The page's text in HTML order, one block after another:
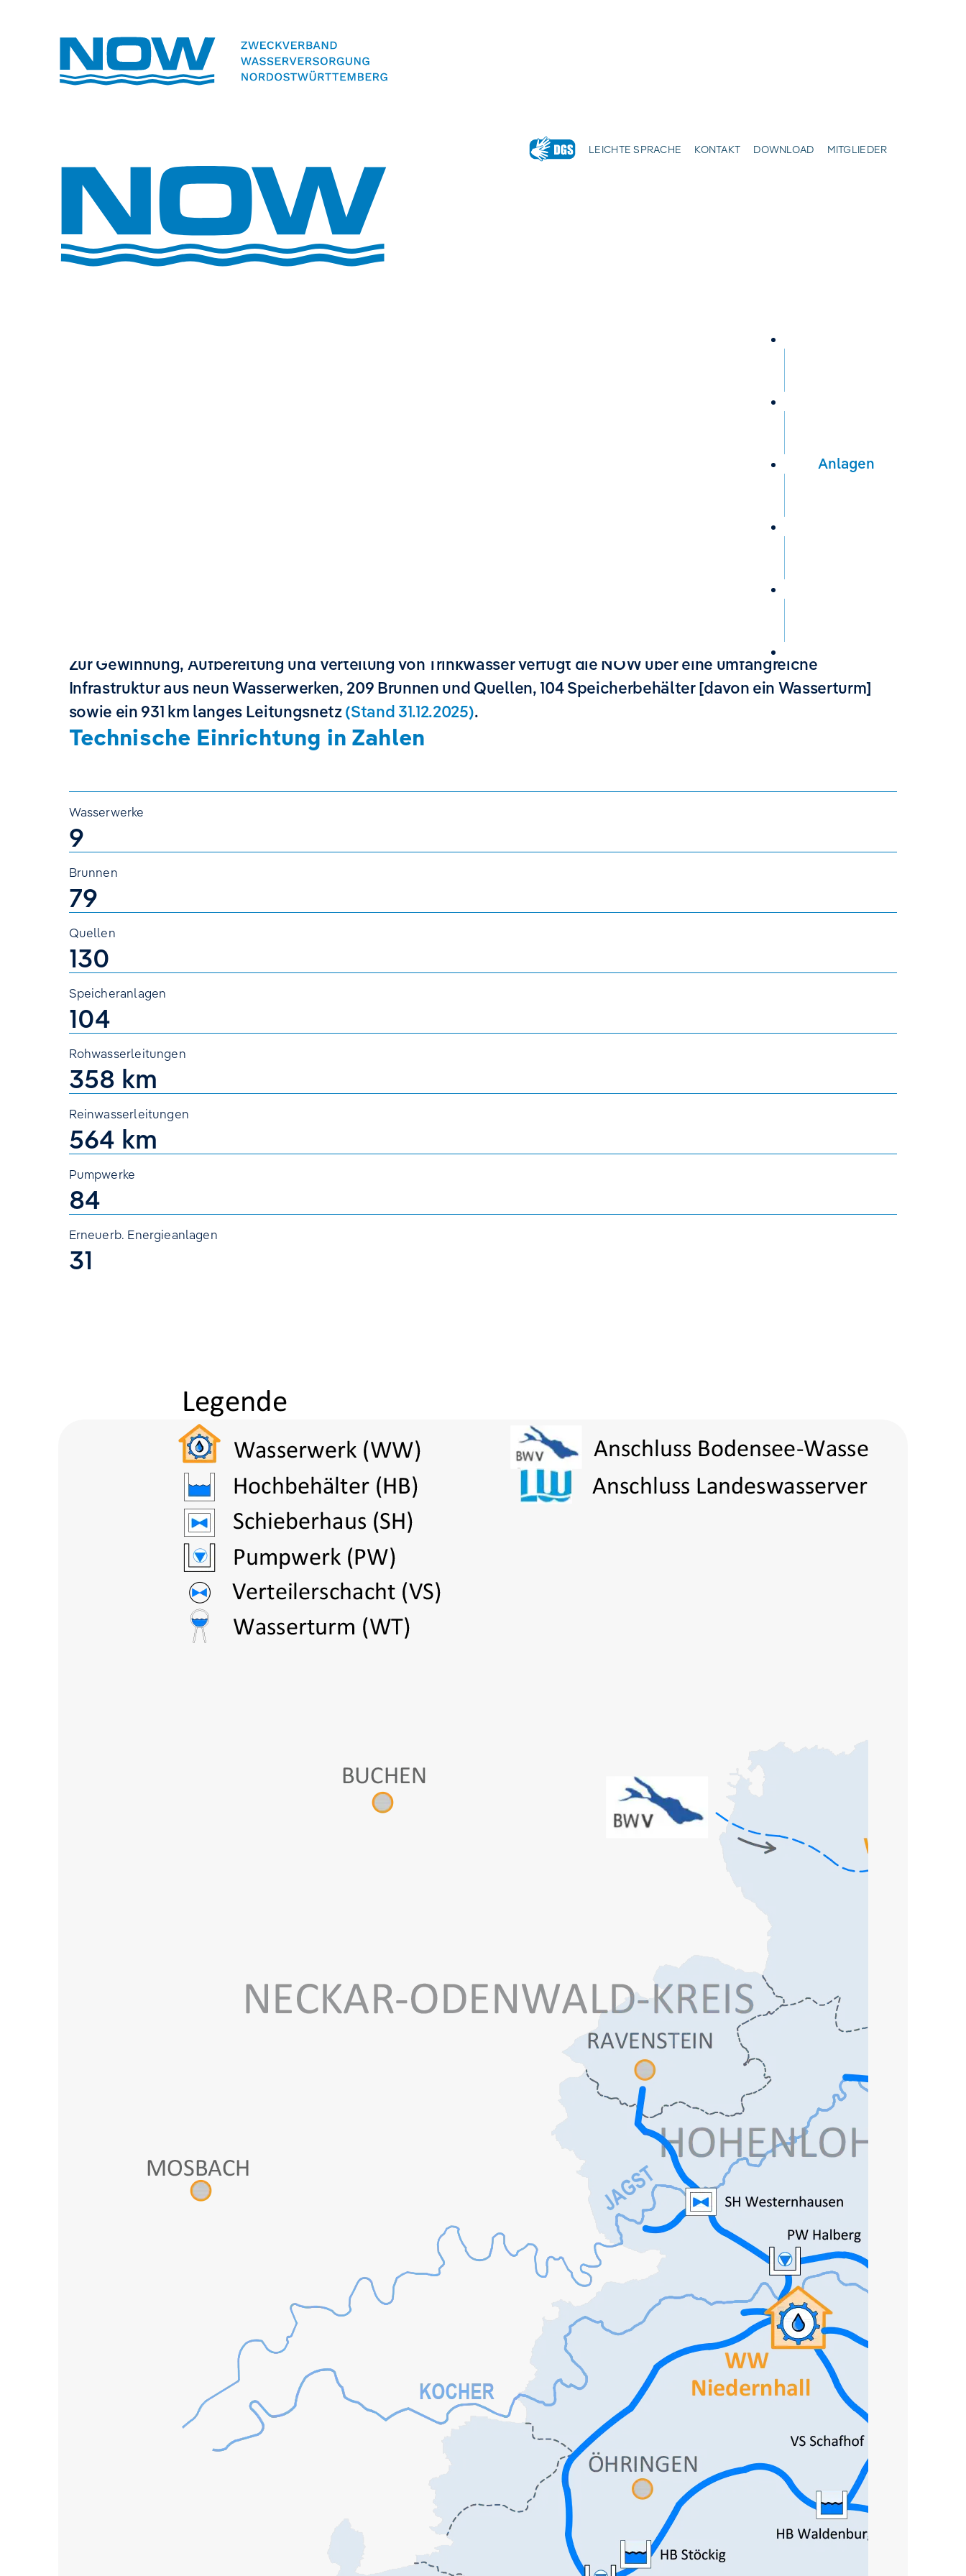
LEICHTE SPRACHE KONTAKT DOWNLOAD MITGLIEDER
Volltextsuche
Anlagen
Zur Gewinnung, Aufbereitung und Verteilung von Trinkwasser verfügt die NOW über eine umfangreiche
Infrastruktur aus neun Wasserwerken, 209 Brunnen und Quellen, 104 Speicherbehälter [davon ein Wasserturm]
sowie ein 931 km langes Leitungsnetz(Stand 31.12.2025).
Technische Einrichtung in Zahlen
Wasserwerke
9
Brunnen
79
Quellen
130
Speicheranlagen
104
Rohwasserleitungen
358 km
Reinwasserleitungen
564 km
Pumpwerke
84
Erneuerb. Energieanlagen
31